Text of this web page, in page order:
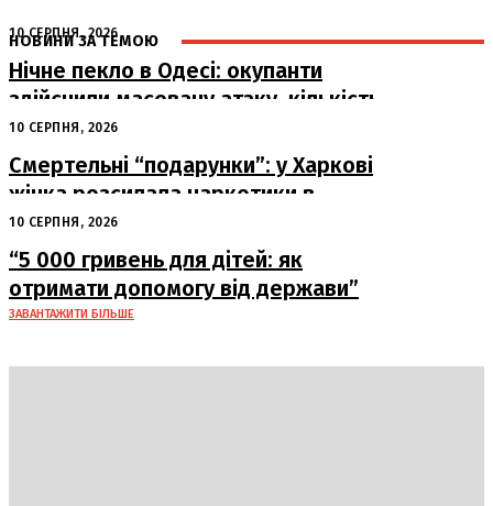
НОВИНИ ЗА ТЕМОЮ
10 СЕРПНЯ, 2026
Нічне пекло в Одесі: окупанти
здійснили масовану атаку, кількість
постраждалих зростає
10 СЕРПНЯ, 2026
Смертельні “подарунки”: у Харкові
жінка розсилала наркотики в
упаковках
10 СЕРПНЯ, 2026
“5 000 гривень для дітей: як
отримати допомогу від держави”
ЗАВАНТАЖИТИ БІЛЬШЕ